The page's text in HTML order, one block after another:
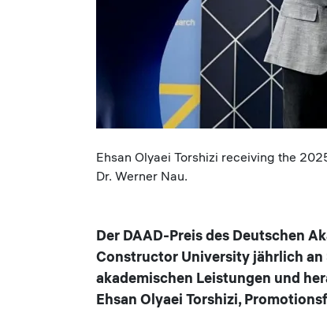
Caption
Ehsan Olyaei Torshizi receiving the
Dr. Werner Nau.
Der DAAD-Preis des Deutschen
Constructor University jährlich an
akademischen Leistungen und
Ehsan Olyaei Torshizi,